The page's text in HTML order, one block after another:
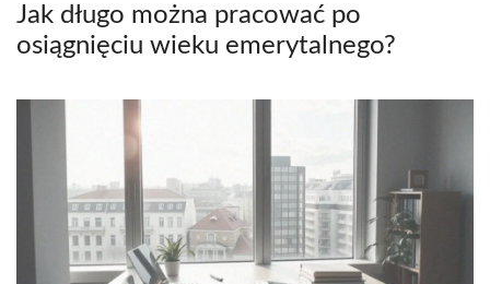
Jak długo można pracować po
osiągnięciu wieku emerytalnego?